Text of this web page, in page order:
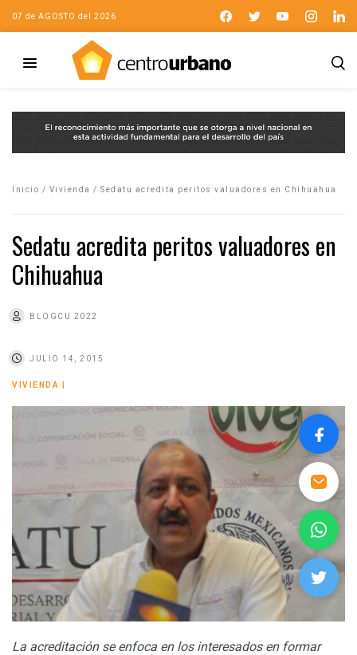
07 de AGOSTO del 2026
Inicio / Vivienda / Sedatu acredita peritos valuadores en Chihuahua
Sedatu acredita peritos valuadores en
Chihuahua
BLOGCU 2022
JULIO 14, 2015
VIVIENDA
La acreditación se enfoca en los interesados en formar